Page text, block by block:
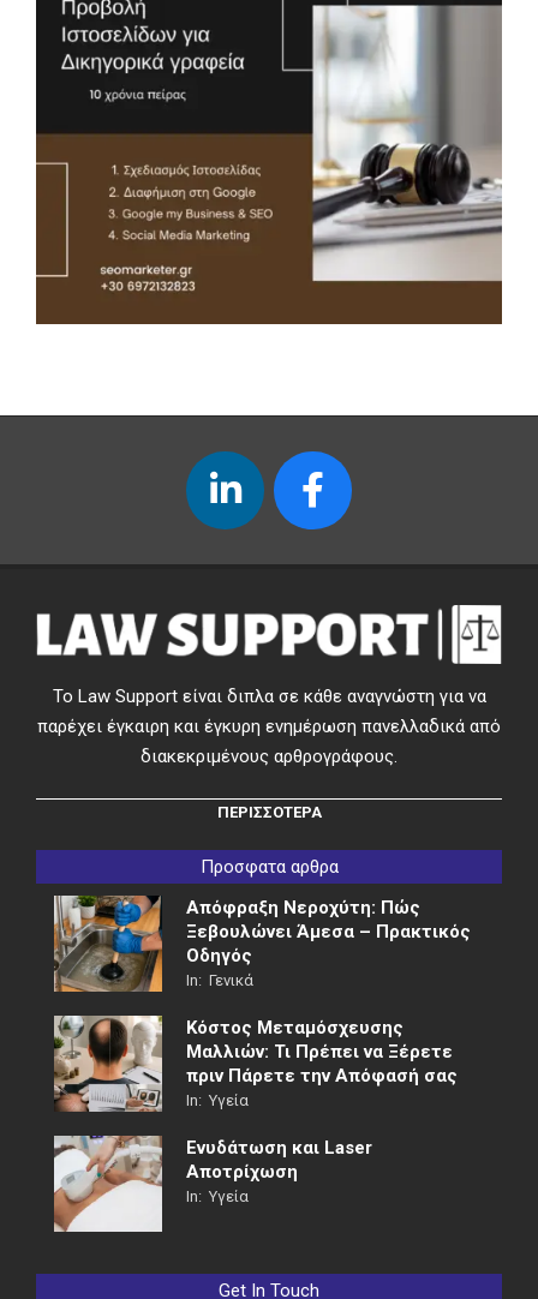
Το Law Support είναι διπλα σε κάθε αναγνώστη για να
παρέχει έγκαιρη και έγκυρη ενημέρωση πανελλαδικά από
διακεκριμένους αρθρογράφους.
ΠΕΡΙΣΣΟΤΕΡΑ
Προσφατα αρθρα
Απόφραξη Νεροχύτη: Πώς
Ξεβουλώνει Άμεσα – Πρακτικός
Οδηγός
In: Γενικά
Κόστος Μεταμόσχευσης
Μαλλιών: Τι Πρέπει να Ξέρετε
πριν Πάρετε την Απόφασή σας
In: Υγεία
Ενυδάτωση και Laser
Αποτρίχωση
In: Υγεία
Get In Touch